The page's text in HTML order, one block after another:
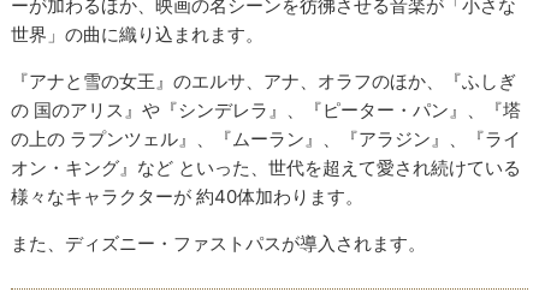
ーが加わるほか、映画の名シーンを彷彿させる音楽が「小さな
世界」の曲に織り込まれます。
『アナと雪の女王』のエルサ、アナ、オラフのほか、『ふしぎ
の 国のアリス』や『シンデレラ』、『ピーター・パン』、『塔
の上の ラプンツェル』、『ムーラン』、『アラジン』、『ライ
オン・キング』など といった、世代を超えて愛され続けている
様々なキャラクターが 約40体加わります。
また、ディズニー・ファストパスが導入されます。